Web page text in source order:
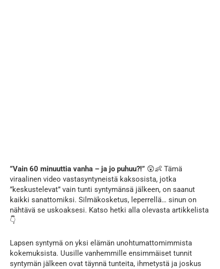
”Vain 60 minuuttia vanha – ja jo puhuu?!” 😲👶 Tämä
viraalinen video vastasyntyneistä kaksosista, jotka
”keskustelevat” vain tunti syntymänsä jälkeen, on saanut
kaikki sanattomiksi. Silmäkosketus, leperrellä… sinun on
nähtävä se uskoaksesi. Katso hetki alla olevasta artikkelista
👇
Lapsen syntymä on yksi elämän unohtumattomimmista
kokemuksista. Uusille vanhemmille ensimmäiset tunnit
syntymän jälkeen ovat täynnä tunteita, ihmetystä ja joskus